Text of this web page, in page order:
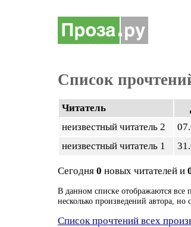
Список
Читатель
неизвестный читатель 2
неизвестный читатель 1
Сегодня 0 новых читателей и
В данном списке отображаются все
несколько произведений автора, но
Список прочтений всех